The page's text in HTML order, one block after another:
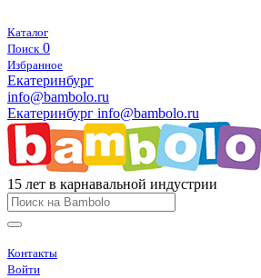
Каталог
Поиск 0
Избранное
Екатеринбург
info@bambolo.ru
Екатеринбург info@bambolo.ru
15 лет в карнавальной индустрии
Контакты
Войти